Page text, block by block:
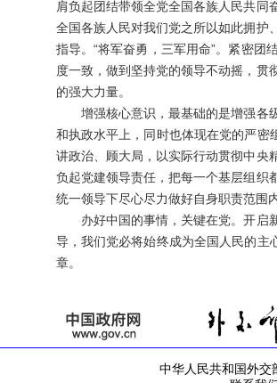
肩负起团结带领全党全国各族人民共
全国各族人民对我们党之所以如此拥护
指导。“将军奋勇，三军用命”。紧密
度一致，做到坚持党的领导不动摇，
的强大力量。
增强核心意识，最基础的是增强各级
和执政水平上，同时也体现在党的严密
讲政治、顾大局，以实际行动贯彻中央
负起党建领导责任，把每一个基层组织
统一领导下尽心尽力做好自身职责范围
办好中国的事情，关键在党。开启新
导，我们党必将始终成为全国人民的主
章。
中华人民共和国外交